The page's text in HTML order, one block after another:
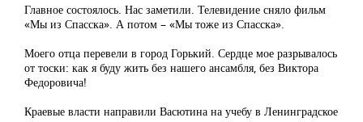
Главное состоялось. Нас заметили. Телевидение сняло фильм
«Мы из Спасска». А потом – «Мы тоже из Спасска».
Моего отца перевели в город Горький. Сердце мое разрывалось
от тоски: как я буду жить без нашего ансамбля, без Виктора
Федоровича!
Краевые власти направили Васютина на учебу в Ленинградское